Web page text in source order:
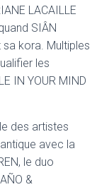
LACAILLE
SIÂN
sa kora. Multiples
les
IN YOUR MIND
des artistes
avec la
le duo
&